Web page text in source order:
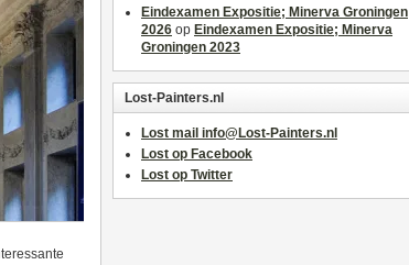
Eindexamen Expositie; Minerva Groningen
2026 op Eindexamen Expositie; Minerva
Groningen 2023
Lost-Painters.nl
Lost mail info@Lost-Painters.nl
Lost op Facebook
Lost op Twitter